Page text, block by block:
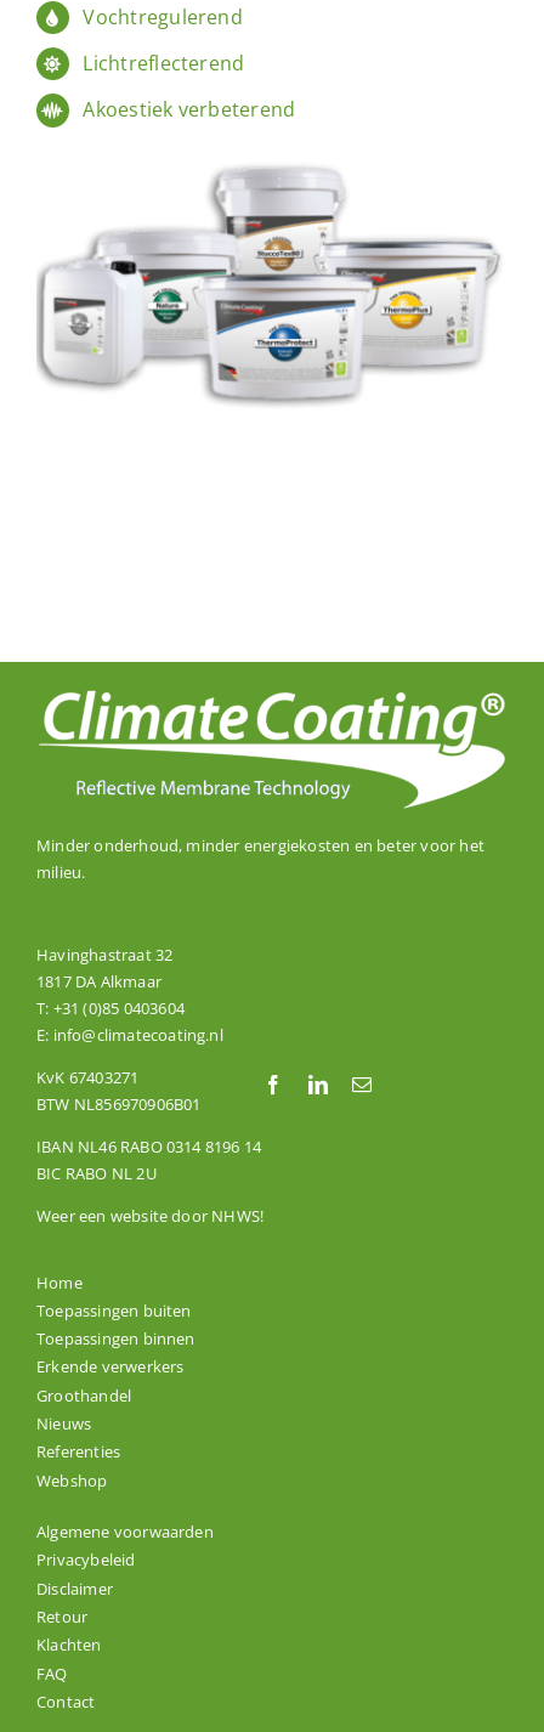
Vochtregulerend
Lichtreflecterend
Akoestiek verbeterend
Minder onderhoud, minder energiekosten en beter voor het
milieu.
Home
Toepassingen buiten
Toepassingen binnen
Erkende verwerkers
Groothandel
Nieuws
Referenties
Webshop
Algemene voorwaarden
Privacybeleid
Disclaimer
Retour
Klachten
FAQ
Contact
Havinghastraat 32
1817 DA Alkmaar
T: +31 (0)85 0403604
E: info@climatecoating.nl
KvK 67403271
BTW NL856970906B01
IBAN NL46 RABO 0314 8196 14
BIC RABO NL 2U
Weer een website door NHWS!